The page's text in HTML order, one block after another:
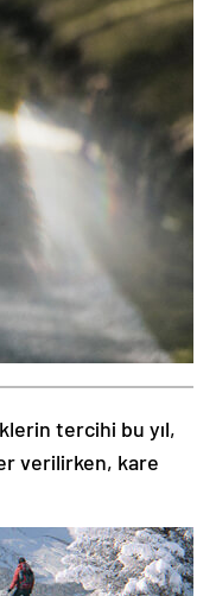
tercihi bu yıl,
verilirken, kare